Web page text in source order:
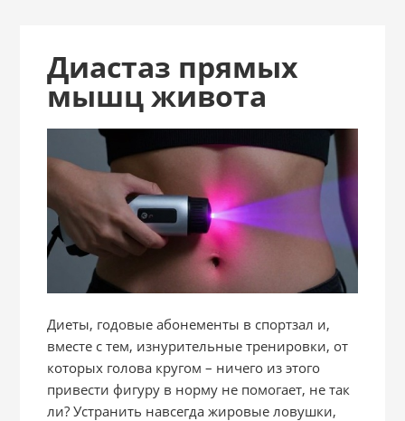
Диастаз прямых
мышц живота
Диеты, годовые абонементы в спортзал и,
вместе с тем, изнурительные тренировки, от
которых голова кругом – ничего из этого
привести фигуру в норму не помогает, не так
ли? Устранить навсегда жировые ловушки,